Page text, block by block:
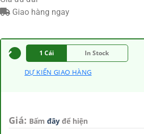
Giao hàng ngay
1 Cái In Stock
DỰ KIẾN GIAO HÀNG
Giá: Bấm đây để hiện